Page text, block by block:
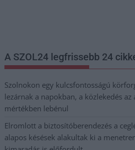
A SZOL24 legfrissebb 24
Szolnokon egy kulcsfontosságú
lezárnak a napokban, a közlekedés
mértékben lebénul
Elromlott a biztosítóberendezés a
alapos késések alakultak ki a